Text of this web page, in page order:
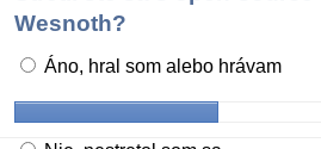
Wesnoth?
Áno, hral som alebo hrávam